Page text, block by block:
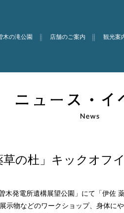
木の滝公園 店舗のご案内 観光案
草の杜」キックオフ
木発電所遺構展望公園」にて「伊佐
示物などのワークショップ、身体に